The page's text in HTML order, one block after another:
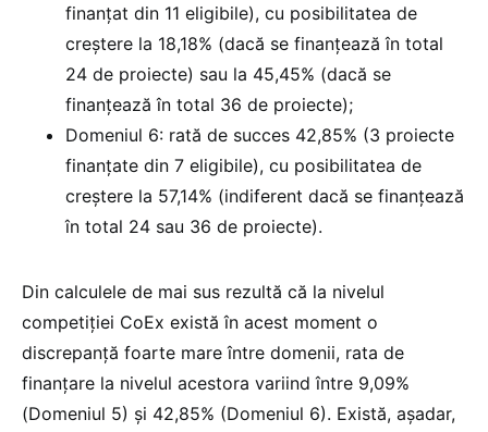
finanțat din 11 eligibile), cu posibilitatea de
creștere la 18,18% (dacă se finanțează în total
24 de proiecte) sau la 45,45% (dacă se
finanțează în total 36 de proiecte);
Domeniul 6: rată de succes 42,85% (3 proiecte
finanțate din 7 eligibile), cu posibilitatea de
creștere la 57,14% (indiferent dacă se finanțează
în total 24 sau 36 de proiecte).
Din calculele de mai sus rezultă că la nivelul
competiției CoEx există în acest moment o
discrepanță foarte mare între domenii, rata de
finanțare la nivelul acestora variind între 9,09%
(Domeniul 5) și 42,85% (Domeniul 6). Există, așadar,